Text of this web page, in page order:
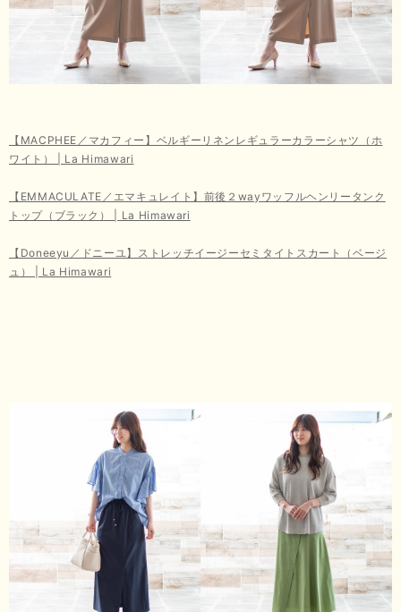
【MACPHEE／マカフィー】ベルギーリネンレギュラーカラーシャツ（ホ
ワイト） | La Himawari
【EMMACULATE／エマキュレイト】前後２wayワッフルヘンリータンク
トップ（ブラック） | La Himawari
【Doneeyu／ドニーユ】ストレッチイージーセミタイトスカート（ベージ
ュ） | La Himawari